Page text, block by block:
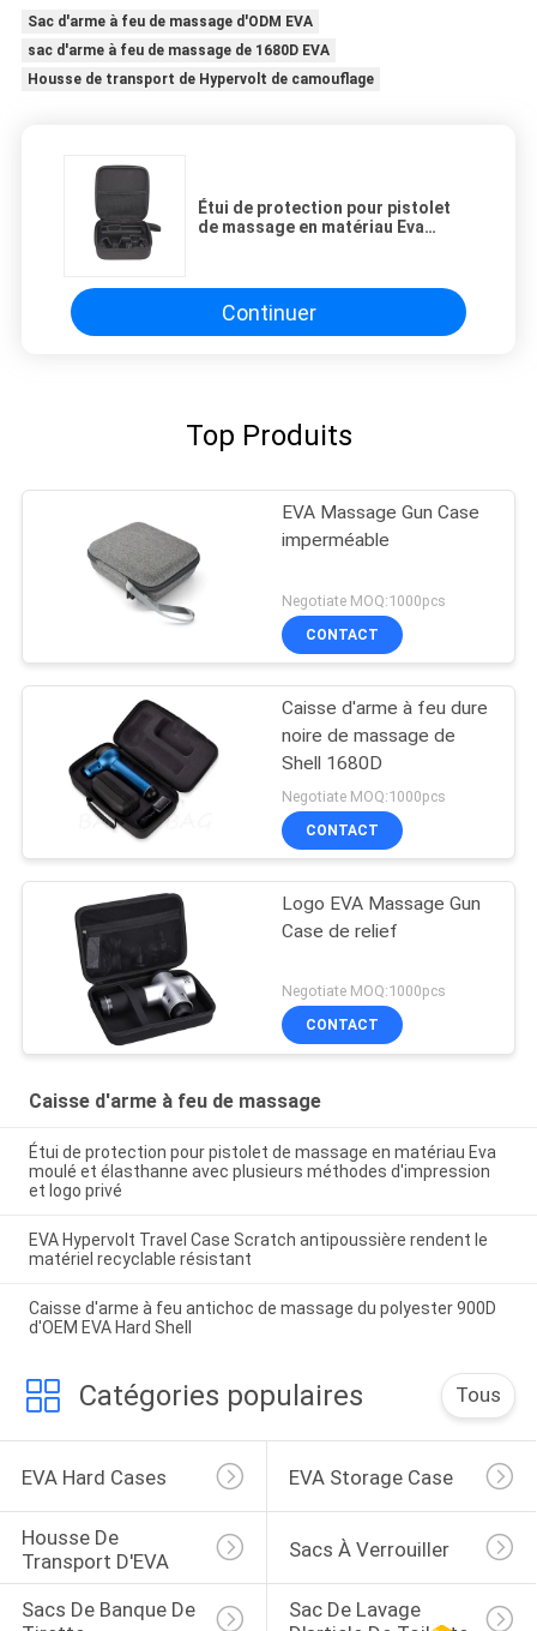
Sac d'arme à feu de massage d'ODM EVA
sac d'arme à feu de massage de 1680D EVA
Housse de transport de Hypervolt de camouflage
Étui de protection pour pistolet
de massage en matériau Eva
et logo privé
Continuer
Top Produits
EVA Massage Gun Case
imperméable
Negotiate MOQ:1000pcs
CONTACT
Caisse d'arme à feu dure
noire de massage de
Shell 1680D
Negotiate MOQ:1000pcs
CONTACT
Logo EVA Massage Gun
Case de relief
Negotiate MOQ:1000pcs
CONTACT
Caisse d'arme à feu de massage
Étui de protection pour pistolet de massage en matériau Eva
moulé et élasthanne avec plusieurs méthodes d'impression
et logo privé
EVA Hypervolt Travel Case Scratch antipoussière rendent le
matériel recyclable résistant
Caisse d'arme à feu antichoc de massage du polyester 900D
d'OEM EVA Hard Shell
Catégories populaires Tous
EVA Hard Cases EVA Storage Case
Housse De
Transport D'EVA
Sacs À Verrouiller
Sacs De Banque De
Sac De Lavage